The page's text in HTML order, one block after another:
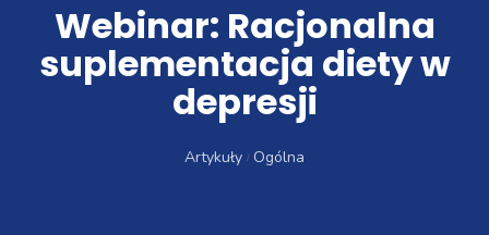
Webinar: Racjonalna
suplementacja diety w
depresji
Artykuły Ogólna